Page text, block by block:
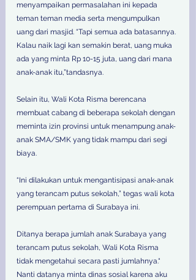
menyampaikan permasalahan ini kepada
teman teman media serta mengumpulkan
uang dari masjid. “Tapi semua ada batasannya.
Kalau naik lagi kan semakin berat, uang muka
ada yang minta Rp 10-15 juta, uang dari mana
anak-anak itu,”tandasnya.
Selain itu, Wali Kota Risma berencana
membuat cabang di beberapa sekolah dengan
meminta izin provinsi untuk menampung anak-
anak SMA/SMK yang tidak mampu dari segi
biaya.
“Ini dilakukan untuk mengantisipasi anak-anak
yang terancam putus sekolah,” tegas wali kota
perempuan pertama di Surabaya ini.
Ditanya berapa jumlah anak Surabaya yang
terancam putus sekolah, Wali Kota Risma
tidak mengetahui secara pasti jumlahnya.“
Nanti datanya minta dinas sosial karena aku